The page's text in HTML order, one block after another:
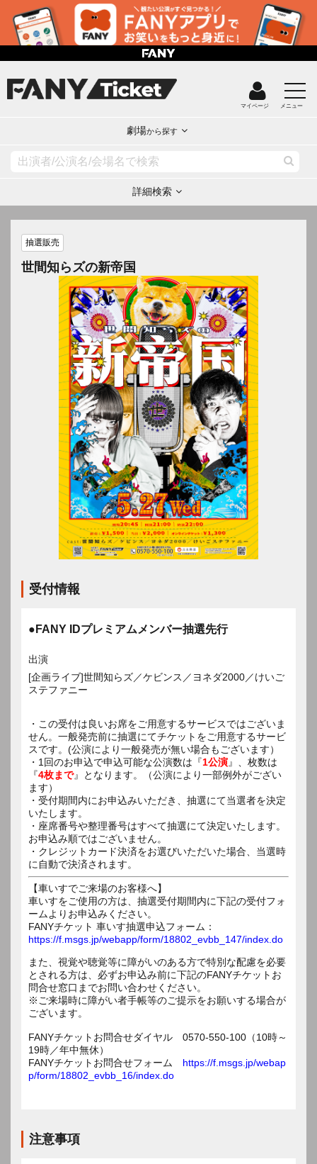
マイページ メニュー
劇場から探す
詳細検索
抽選販売
世間知らズの新帝国
受付情報
●FANY IDプレミアムメンバー抽選先行
出演
[企画ライブ]世間知らズ／ケビンス／ヨネダ2000／けいご
ステファニー
・この受付は良いお席をご用意するサービスではございま
せん。一般発売前に抽選にてチケットをご用意するサービ
スです。(公演により一般発売が無い場合もございます）
・1回のお申込で申込可能な公演数は『1公演』、枚数は
『4枚まで』となります。（公演により一部例外がござい
ます）
・受付期間内にお申込みいただき、抽選にて当選者を決定
いたします。
・座席番号や整理番号はすべて抽選にて決定いたします。
お申込み順ではございません。
・クレジットカード決済をお選びいただいた場合、当選時
に自動で決済されます。
【車いすでご来場のお客様へ】
車いすをご使用の方は、抽選受付期間内に下記の受付フォ
ームよりお申込みください。
FANYチケット 車いす抽選申込フォーム：
https://f.msgs.jp/webapp/form/18802_evbb_147/index.do
また、視覚や聴覚等に障がいのある方で特別な配慮を必要
とされる方は、必ずお申込み前に下記のFANYチケットお
問合せ窓口までお問い合わせください。
※ご来場時に障がい者手帳等のご提示をお願いする場合が
ございます。
FANYチケットお問合せダイヤル 0570-550-100（10時～
19時／年中無休）
FANYチケットお問合せフォーム https://f.msgs.jp/webap
p/form/18802_evbb_16/index.do
注意事項